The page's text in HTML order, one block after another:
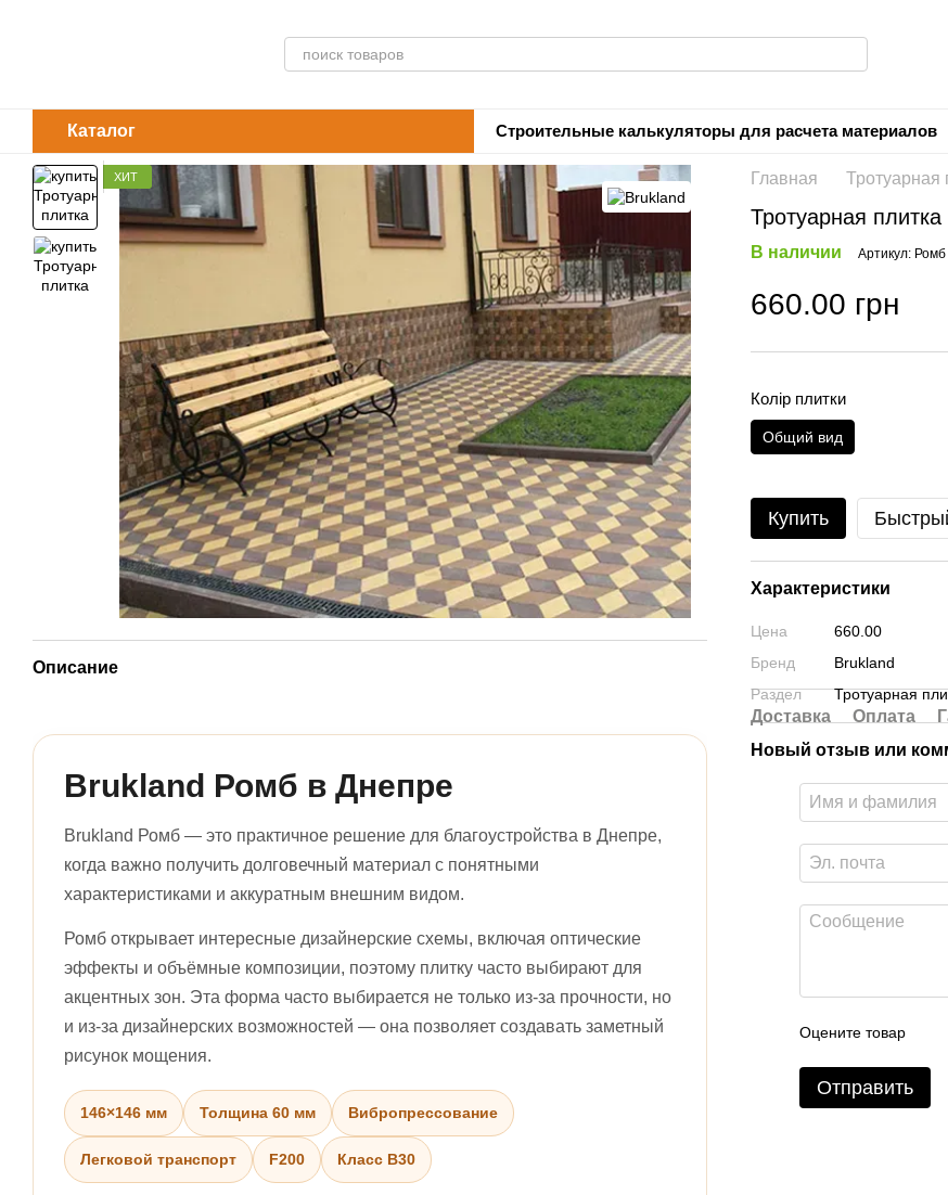
Каталог Строительные калькуляторы для расчета материалов
ХИТ
Описание
Brukland Ромб в Днепре
Brukland Ромб — это практичное решение для благоустройства в Днепре,
когда важно получить долговечный материал с понятными
характеристиками и аккуратным внешним видом.
Ромб открывает интересные дизайнерские схемы, включая оптические
эффекты и объёмные композиции, поэтому плитку часто выбирают для
акцентных зон. Эта форма часто выбирается не только из-за прочности, но
и из-за дизайнерских возможностей — она позволяет создавать заметный
рисунок мощения.
146×146 мм Толщина 60 мм Вибропрессование
Легковой транспорт F200 Класс B30
Главная Тротуарная
Тротуарная
В наличии Артикул: Ромб
660.00 грн
Колір плитки
Общий вид
Купить
Характеристики
Цена
660.00
Бренд
Brukland
Раздел
Тротуарная
Доставка Оплата
Новый отзыв или
Оцените товар
Отправить